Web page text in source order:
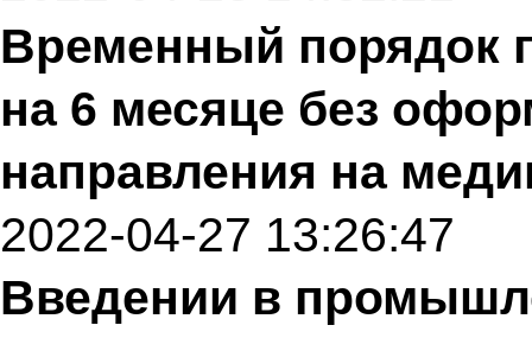
Временный порядок
на 6 месяце без
направления на
2022-04-27 13:26:47
Введении в